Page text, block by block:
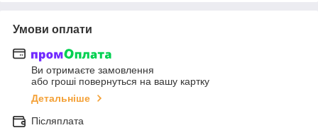
Умови оплати
Ви отримаєте замовлення
або гроші повернуться на вашу картку
Детальніше
Післяплата